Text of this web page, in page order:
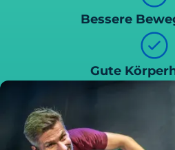
Bessere
Gute